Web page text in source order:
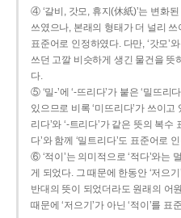
④ ‘갈비, 갓모, 휴지(休紙)’는 변화
쓰였으나, 본래의 형태가 더 널리 쓰
표준어로 인정하였다. 다만, ‘갓모’
쓰던 고깔 비슷하게 생긴 물건을 뜻
다.
⑤ ‘밀-’에 ‘-뜨리다’가 붙은 ‘밀뜨리
있으므로 비록 ‘미뜨리다’가 쓰이고
리다’와 ‘-트리다’가 같은 뜻의 복수
다’와 함께 ‘밀트리다’도 표준어로
⑥ ‘적이’는 의미적으로 ‘적다’와는
게 되었다. 그 때문에 한동안 ‘저으
반대의 뜻이 되었더라도 원래의 어
때문에 ‘저으기’가 아닌 ‘적이’를 표